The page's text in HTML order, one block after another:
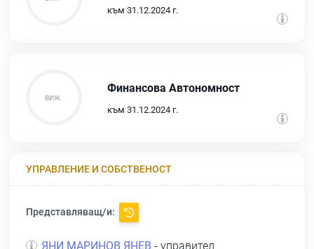
към 31.12.2024 г.
Финансова Автономност
към 31.12.2024 г.
УПРАВЛЕНИЕ И СОБСТВЕНОСТ
Представляващ/и:
ЯНИ МАРИНОВ ЯНЕВ - управител